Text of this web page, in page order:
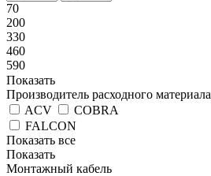
70
200
330
460
590
Показать
Производитель расходного материала
ACV
COBRA
FALCON
Показать все
Показать
Монтажный кабель